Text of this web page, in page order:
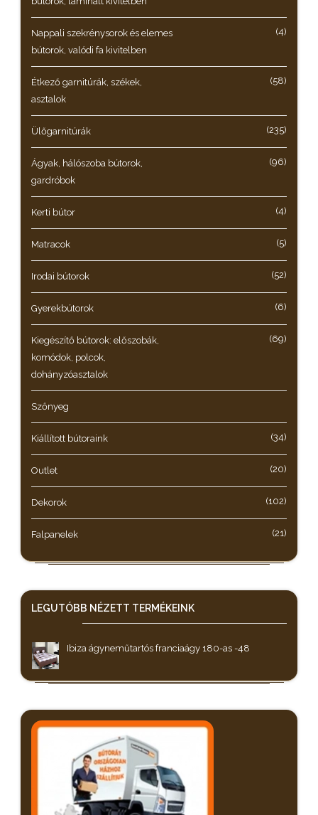
Nappali szekrénysorok és elemes
bútorok, valódi fa kivitelben
(4)
Étkező garnitúrák, székek,
asztalok
(58)
Ülőgarnitúrák (235)
Ágyak, hálószoba bútorok,
gardróbok
(96)
Kerti bútor (4)
Matracok (5)
Irodai bútorok (52)
Gyerekbútorok (6)
Kiegészítő bútorok: előszobák,
komódok, polcok,
dohányzóasztalok
(69)
Szőnyeg
Kiállított bútoraink (34)
Outlet (20)
Dekorok (102)
Falpanelek (21)
LEGUTÓBB NÉZETT TERMÉKEINK
Ibiza ágyneműtartós franciaágy 180-as -48